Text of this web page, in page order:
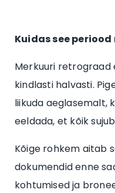
Kuidas see
Merkuuri retrograad
kindlasti halvasti.
liikuda aeglasemalt,
eeldada, et kõik
Kõige rohkem aitab
dokumendid enne
kohtumised ja